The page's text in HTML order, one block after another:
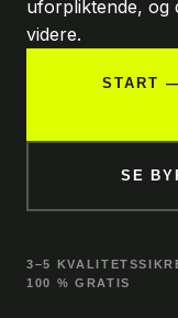
uforpliktende, og
videre.
START
SE
3–5
100 % GRATIS